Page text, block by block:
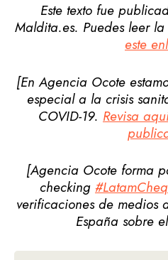
Este texto fue
Maldita.es. Puedes leer
este
[En Agencia Ocote
especial a la crisis
COVID-19. Revisa
[Agencia Ocote forma
checking
verificaciones de medios
España sobre